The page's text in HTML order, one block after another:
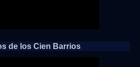
de los Cien Barrios